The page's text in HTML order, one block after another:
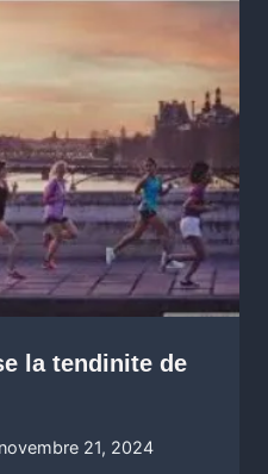
la tendinite de
novembre 21, 2024